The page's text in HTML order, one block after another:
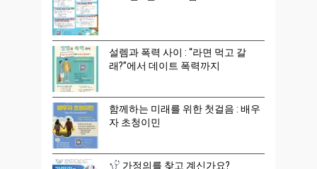
설렘과 폭력 사이 : “라면 먹고 갈
래?”에서 데이트 폭력까지
함께하는 미래를 위한 첫걸음 : 배우
자 초청이민
가정의를 찾고 계신가요?